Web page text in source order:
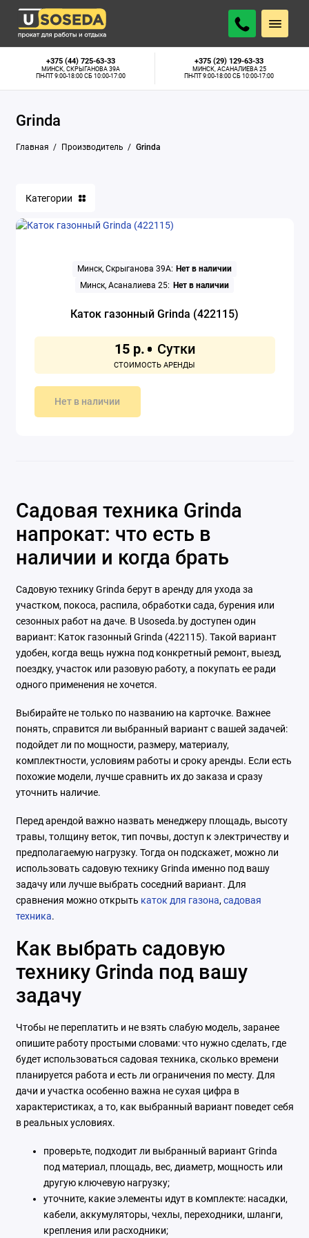
+375 (44) 725-63-33
МИНСК, СКРЫГАНОВА 39А
ПН-ПТ 9:00-18:00 СБ 10:00-17:00
+375 (29) 129-63-33
МИНСК, АСАНАЛИЕВА 25
ПН-ПТ 9:00-18:00 СБ 10:00-17:00
Grinda
Главная Производитель Grinda
Категории
Минск, Скрыганова 39А: Нет в наличии
Минск, Асаналиева 25: Нет в наличии
Каток газонный Grinda (422115)
15 р.
Нет в наличии
Садовая техника Grinda
напрокат: что есть в
наличии и когда брать
Садовую технику Grinda берут в аренду для ухода за
участком, покоса, распила, обработки сада, бурения или
сезонных работ на даче. В Usoseda.by доступен один
вариант: Каток газонный Grinda (422115). Такой вариант
удобен, когда вещь нужна под конкретный ремонт, выезд,
поездку, участок или разовую работу, а покупать ее ради
одного применения не хочется.
Выбирайте не только по названию на карточке. Важнее
понять, справится ли выбранный вариант с вашей задачей:
подойдет ли по мощности, размеру, материалу,
комплектности, условиям работы и сроку аренды. Если есть
похожие модели, лучше сравнить их до заказа и сразу
уточнить наличие.
Перед арендой важно назвать менеджеру площадь, высоту
травы, толщину веток, тип почвы, доступ к электричеству и
предполагаемую нагрузку. Тогда он подскажет, можно ли
использовать садовую технику Grinda именно под вашу
задачу или лучше выбрать соседний вариант. Для
сравнения можно открыть каток для газона,садовая
техника.
Как выбрать садовую
технику Grinda под вашу
задачу
Чтобы не переплатить и не взять слабую модель, заранее
опишите работу простыми словами: что нужно сделать, где
будет использоваться садовая техника, сколько времени
планируется работа и есть ли ограничения по месту. Для
дачи и участка особенно важна не сухая цифра в
характеристиках, а то, как выбранный вариант поведет себя
в реальных условиях.
проверьте, подходит ли выбранный вариант Grinda
под материал, площадь, вес, диаметр, мощность или
другую ключевую нагрузку;
уточните, какие элементы идут в комплекте: насадки,
кабели, аккумуляторы, чехлы, переходники, шланги,
крепления или расходники;